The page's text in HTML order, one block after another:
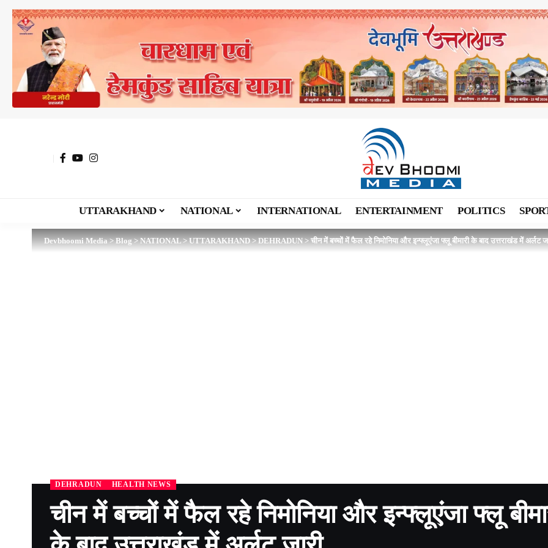
UTTARAKHAND NATIONAL INTERNATIONAL ENTERTAINMENT POLITICS
Devbhoomi Media>Blog>NATIONAL>UTTARAKHAND>DEHRADUN>चीन में बच्चों में फैल रहे निमोनिया और इन्फ्लूएंजा फ्लू बीमारी के बाद उत्तराखंड में अर्लट
DEHRADUN HEALTH NEWS
चीन में बच्चों में फैल रहे निमोनिया और इन्फ्लूएंजा फ्लू